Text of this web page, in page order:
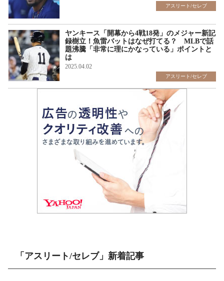
アスリート/セレブ
ヤンキース「開幕から4戦18発」のメジャー新記
録樹立！魚雷バットはなぜ打てる？ MLBで話
題沸騰「非常に理にかなっている」ポイントと
は
2025.04.02
アスリート/セレブ
「アスリート/セレブ」新着記事